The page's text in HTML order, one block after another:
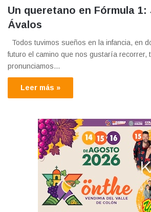
Un queretano en Fórmula 1:
Ávalos
Todos tuvimos sueños en la infancia, en
futuro el camino que nos gustaría recorrer,
pronunciamos…
Leer más »